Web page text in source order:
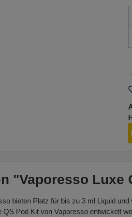
"Vaporesso Luxe
bieten Platz für bis zu 3 ml Liquid
Pod Kit von Vaporesso entwickelt